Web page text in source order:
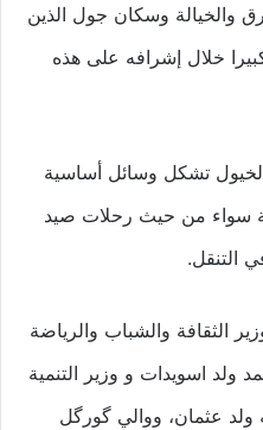
والخيالة وسكان جول الذين
خلال إشرافه على هذه
تشكل وسائل أساسية
سواء من حيث رحلات صيد
التنقل.
الثقافة والشباب والرياضة
ولد اسويدات و وزير التنمية
ولد عثمان، ووالي گورگل